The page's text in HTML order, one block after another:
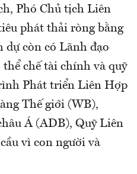
Phó Chủ tịch Liên
phát thải ròng bằng
dự còn có Lãnh đạo
chế tài chính và quỹ
Phát triển Liên Hợp
Thế giới (WB),
Á (ADB), Quỹ Liên
vì con người và